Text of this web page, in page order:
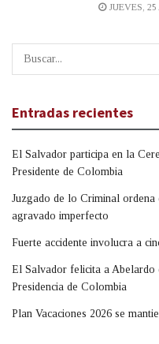
JUEVES, 25
Entradas recientes
El Salvador participa en la
Presidente de Colombia
Juzgado de lo Criminal
agravado imperfecto
Fuerte accidente involucra a
El Salvador felicita a
Presidencia de Colombia
Plan Vacaciones 2026 se